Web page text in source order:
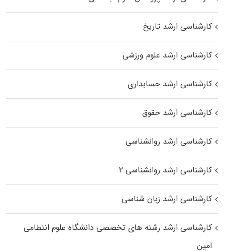
کارشناسی ارشد تاریخ
کارشناسی ارشد علوم ورزشی
کارشناسی ارشد حسابداری
کارشناسی ارشد حقوق
کارشناسی ارشد روانشناسی
کارشناسی ارشد روانشناسی ۲
کارشناسی ارشد زبان شناسی
کارشناسی ارشد رﺷﺘﻪ ﻫﺎی تخصصی داﻧﺸﮕﺎه ﻋﻠﻮم انتظامی
اﻣﻴﻦ